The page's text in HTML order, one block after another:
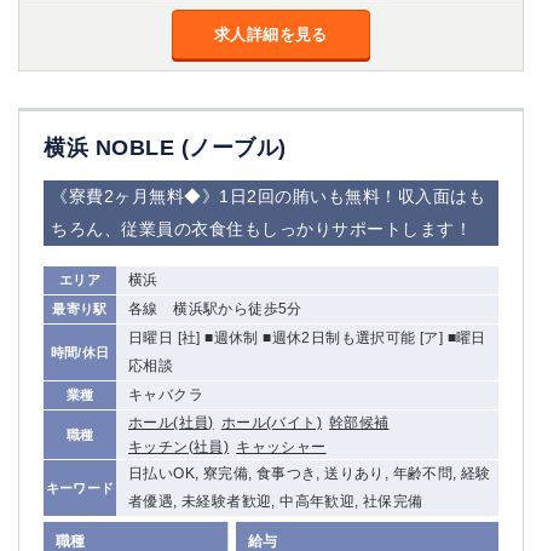
求人詳細を見る
横浜 NOBLE (ノーブル)
《寮費2ヶ月無料◆》1日2回の賄いも無料！収入面はも
ちろん、従業員の衣食住もしっかりサポートします！
エリア 横浜
最寄り駅 各線 横浜駅から徒歩5分
時間/休日
日曜日 [社] ■週休制 ■週休2日制も選択可能 [ア] ■曜日
応相談
業種 キャバクラ
職種
ホール(社員) ホール(バイト) 幹部候補
キッチン(社員) キャッシャー
キーワード
日払いOK, 寮完備, 食事つき, 送りあり, 年齢不問, 経験
者優遇, 未経験者歓迎, 中高年歓迎, 社保完備
職種 給与